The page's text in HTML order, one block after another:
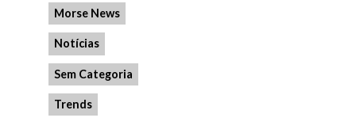
Morse News
Notícias
Sem Categoria
Trends